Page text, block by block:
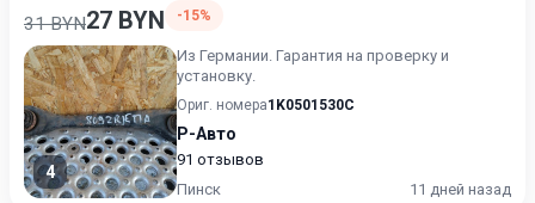
31 BYN27 BYN -15%
4
Из Германии. Гарантия на проверку и
установку.
Ориг. номера1K0501530C
Р-Авто
91 отзывов
Пинск
11 дней назад